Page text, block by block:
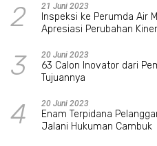
2 21 Juni 2023
Inspeksi ke Perumda Air
Apresiasi Perubahan
3 20 Juni 2023
63 Calon Inovator dari
Tujuannya
4 20 Juni 2023
Enam Terpidana
Jalani Hukuman Cambuk